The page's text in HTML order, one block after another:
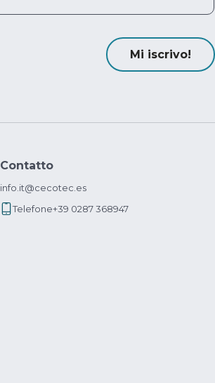
Mi iscrivo!
Contatto
info.it@cecotec.es
Telefone+39 0287 368947